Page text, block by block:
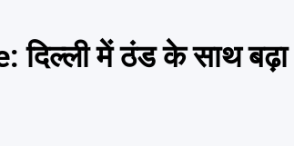
में ठंड के साथ